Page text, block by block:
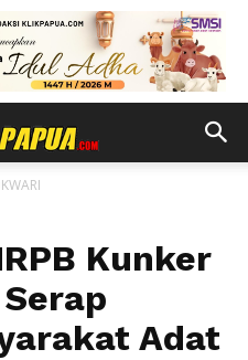
Kunker
Adat